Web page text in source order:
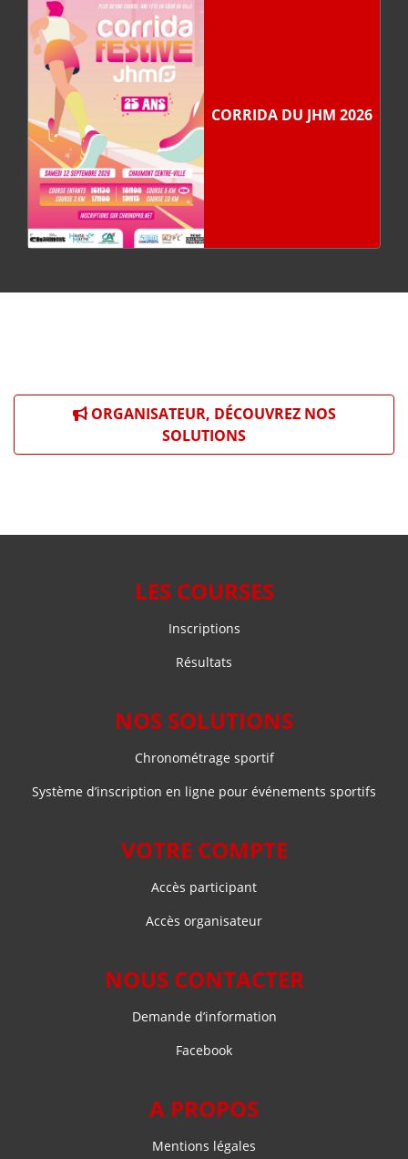
CORRIDA DU JHM 2026
ORGANISATEUR, DÉCOUVREZ NOS
SOLUTIONS
LES COURSES
Inscriptions
Résultats
NOS SOLUTIONS
Chronométrage sportif
Système d’inscription en ligne pour événements sportifs
VOTRE COMPTE
Accès participant
Accès organisateur
NOUS CONTACTER
Demande d’information
Facebook
A PROPOS
Mentions légales